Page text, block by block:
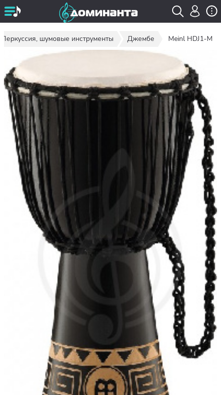
Перкуссия, шумовые инструменты Джембе Meinl HDJ1-M